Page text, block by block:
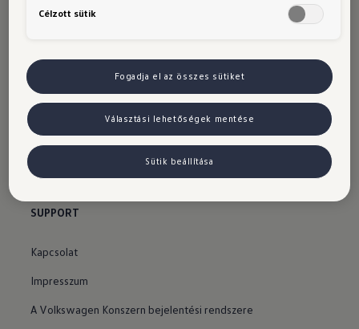
Tanácsadás és vásárlás
Márkakereskedők
Tesztvezetés
Online szervizidőpont-foglalás
SUPPORT
Kapcsolat
Impresszum
A Volkswagen Konszern bejelentési rendszere
Célzott sütik
Fogadja el az összes sütiket
Választási lehetőségek mentése
Sütik beállítása